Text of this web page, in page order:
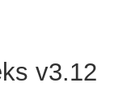
v3.12